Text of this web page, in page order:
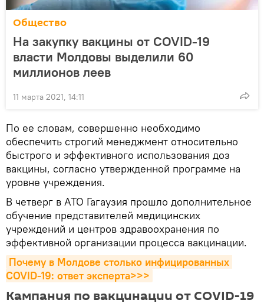
Общество
На закупку вакцины от COVID-19
власти Молдовы выделили 60
миллионов леев
11 марта 2021, 14:11
По ее словам, совершенно необходимо
обеспечить строгий менеджмент относительно
быстрого и эффективного использования доз
вакцины, согласно утвержденной программе на
уровне учреждения.
В четверг в АТО Гагаузия прошло дополнительное
обучение представителей медицинских
учреждений и центров здравоохранения по
эффективной организации процесса вакцинации.
Почему в Молдове столько инфицированных
COVID-19: ответ эксперта>>>
Кампания по вакцинации от COVID-19